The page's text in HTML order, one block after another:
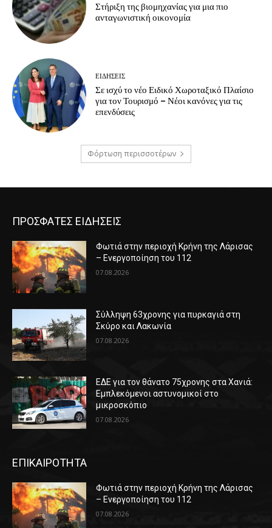
Στήριξη της βιομηχανίας για μια πιο
ανταγωνιστική οικονομία
ΕΙΔΗΣΕΙΣ
Σε ισχύ το νέο Ειδικό Χωροταξικό Πλαίσιο
για τον Τουρισμό – Νέοι κανόνες για τις
επενδύσεις
Φόρτωση περισσοτέρων
ΠΡΟΣΦΑΤΕΣ ΕΙΔΗΣΕΙΣ
Φωτιά στην περιοχή Κρήνη της Λάρισας
– Ενεργοποίηση του 112
07.08.2026
Σύλληψη 63χρονης για πυρκαγιά στη
Σκύρο και Λακωνία
07.08.2026
ΕΔΕ για τον θάνατο 75χρονης στα Χανιά:
Εμπλεκόμενοι αστυνομικοί στο
μικροσκόπιο
07.08.2026
ΕΠΙΚΑΙΡΟΤΗΤΑ
Φωτιά στην περιοχή Κρήνη της Λάρισας
– Ενεργοποίηση του 112
07.08.2026